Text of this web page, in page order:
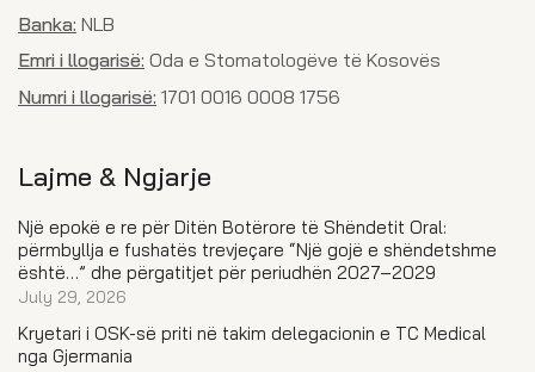
Banka: NLB
Emri i llogarisë: Oda e Stomatologëve të Kosovës
Numri i llogarisë: 1701 0016 0008 1756
Lajme & Ngjarje
Një epokë e re për Ditën Botërore të Shëndetit Oral:
përmbyllja e fushatës trevjeçare “Një gojë e shëndetshme
është…” dhe përgatitjet për periudhën 2027–2029
July 29, 2026
Kryetari i OSK-së priti në takim delegacionin e TC Medical
nga Gjermania